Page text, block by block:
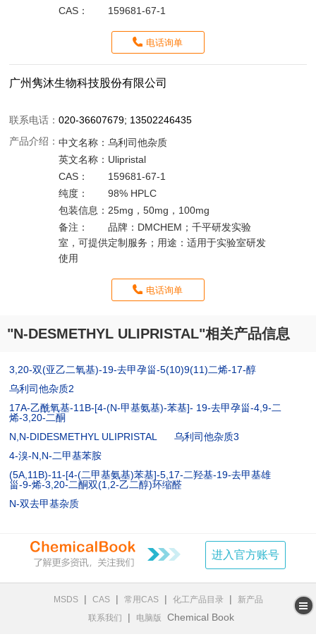
CAS：
159681-67-1
电话询单
广州隽沐生物科技股份有限公司
联系电话：020-36607679; 13502246435
产品介绍：中文名称：乌利司他杂质
英文名称： Ulipristal
CAS：
159681-67-1
纯度：
98% HPLC
包装信息： 25mg，50mg，100mg
备注：
品牌：DMCHEM；千平研发实验
室，可提供定制服务；用途：适用于实验室研发
使用
电话询单
"N-DESMETHYL ULIPRISTAL"相关产品信息
3,20-双(亚乙二氧基)-19-去甲孕甾-5(10)9(11)二烯-17-醇
乌利司他杂质2
17Α-乙酰氧基-11Β-[4-(N-甲基氨基)-苯基]- 19-去甲孕甾-4,9-二
烯-3,20-二酮
N,N-DIDESMETHYL ULIPRISTAL
乌利司他杂质3
4-溴-N,N-二甲基苯胺
(5A,11B)-11-[4-(二甲基氨基)苯基]-5,17-二羟基-19-去甲基雄
甾-9-烯-3,20-二酮双(1,2-乙二醇)环缩醛
N-双去甲基杂质
进入官方账号
MSDS | CAS | 常用CAS | 化工产品目录 |
新产品
联系我们
| 电脑版 Chemical Book